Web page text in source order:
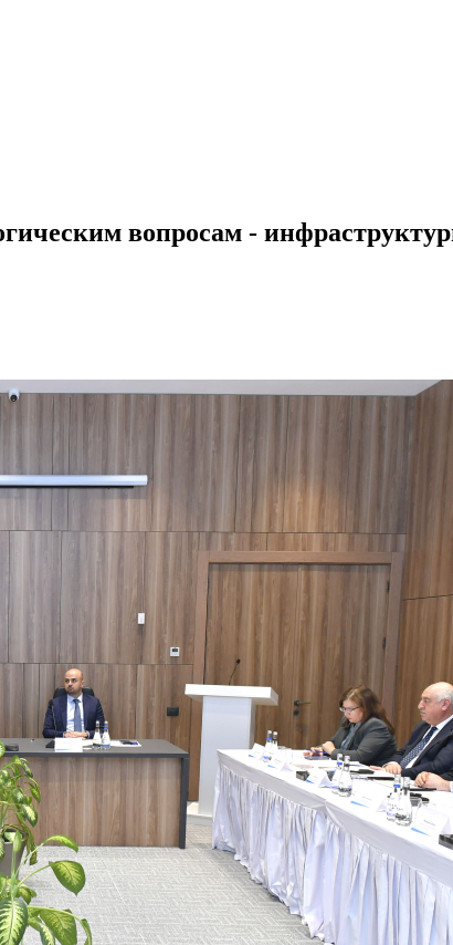
вопросам -